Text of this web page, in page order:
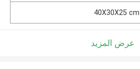
40X30X25 cm
عرض المزيد